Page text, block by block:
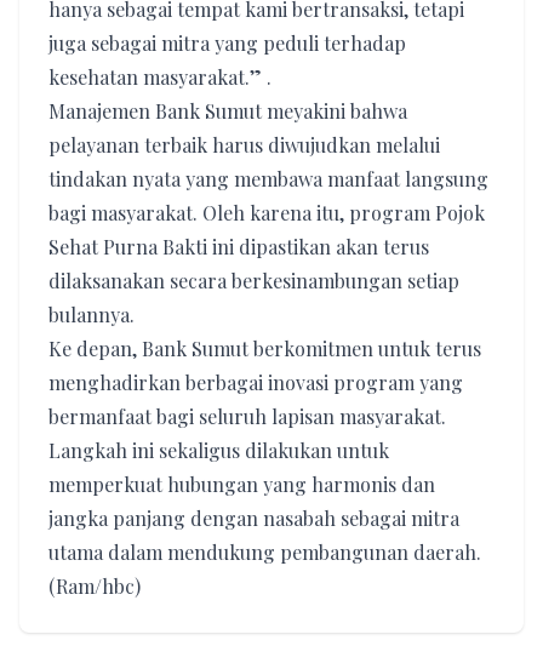
hanya sebagai tempat kami bertransaksi, tetapi
juga sebagai mitra yang peduli terhadap
kesehatan masyarakat.” .
​Manajemen Bank Sumut meyakini bahwa
pelayanan terbaik harus diwujudkan melalui
tindakan nyata yang membawa manfaat langsung
bagi masyarakat. Oleh karena itu, program Pojok
Sehat Purna Bakti ini dipastikan akan terus
dilaksanakan secara berkesinambungan setiap
bulannya.
​Ke depan, Bank Sumut berkomitmen untuk terus
menghadirkan berbagai inovasi program yang
bermanfaat bagi seluruh lapisan masyarakat.
Langkah ini sekaligus dilakukan untuk
memperkuat hubungan yang harmonis dan
jangka panjang dengan nasabah sebagai mitra
utama dalam mendukung pembangunan daerah.
(Ram/hbc)